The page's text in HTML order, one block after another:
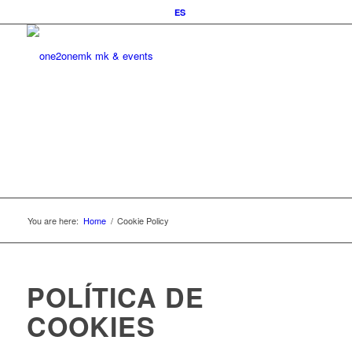
ES
You are here: Home / Cookie Policy
POLÍTICA DE
COOKIES